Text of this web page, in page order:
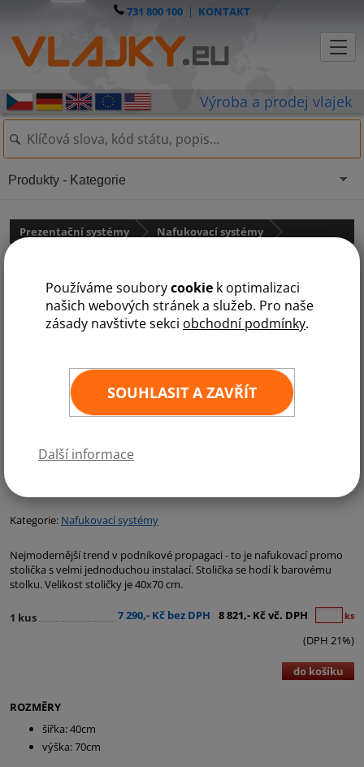
Používáme souborycookie k optimalizaci
našich webových stránek a služeb. Pro naše
zásady navštivte sekci obchodní podmínky.
SOUHLASIT A ZAVŘÍT
Další informace
731 800 100 | KONTAKT
Prezentační systémy Nafukovací systémy
Kategorie: Nafukovací systémy
Nejmodernější trend v podnikové propagaci - to je nafukovací promo
stolička s velmi jednoduchou instalací. Stolička se hodí k barovému
stolku. Velikost stoličky je 40x70 cm.
1 kus 7 290,- Kč bez DPH 8 821,- Kč vč. DPH ks
(DPH 21%)
do košíku
ROZMĚRY
šířka: 40cm
výška: 70cm
Produkty - Kategorie